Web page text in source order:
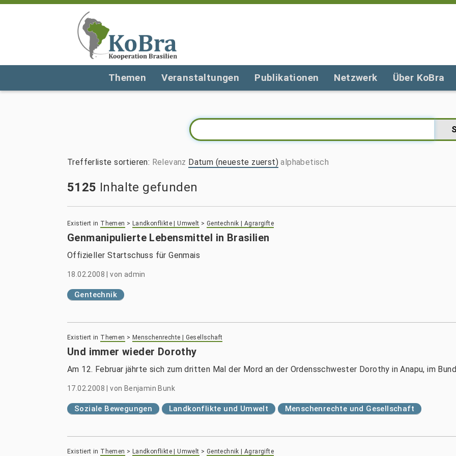
Themen Veranstaltungen Publikationen Netzwerk Über KoBra
Trefferliste sortieren: Relevanz Datum (neueste zuerst) alphabetisch
5125 Inhalte gefunden
Existiert in Themen > Landkonflikte | Umwelt > Gentechnik | Agrargifte
Genmanipulierte Lebensmittel in Brasilien
Offizieller Startschuss für Genmais
18.02.2008 |von admin
Gentechnik
Existiert in Themen > Menschenrechte | Gesellschaft
Und immer wieder Dorothy
Am 12. Februar jährte sich zum dritten Mal der Mord an der Ordensschwester Dorothy in Anapu, im
17.02.2008 |von Benjamin Bunk
Soziale Bewegungen Landkonflikte und Umwelt Menschenrechte und Gesellschaft
Existiert in Themen > Landkonflikte | Umwelt > Gentechnik | Agrargifte